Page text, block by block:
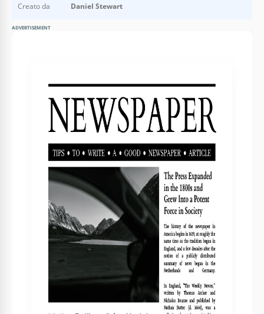
Creato da
Daniel Stewart
ADVERTISEMENT